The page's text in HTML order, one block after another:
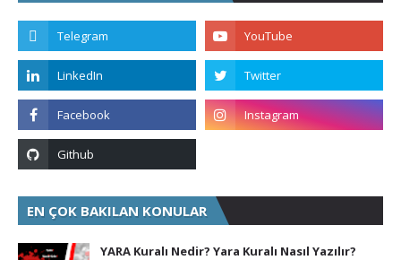
EN ÇOK BAKILAN KONULAR
YARA Kuralı Nedir? Yara Kuralı Nasıl Yazılır?